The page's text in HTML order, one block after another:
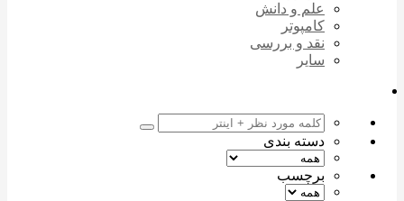
علم و دانش
کامپوتر
نقد و بررسی
سایر
دسته بندی
برچسب